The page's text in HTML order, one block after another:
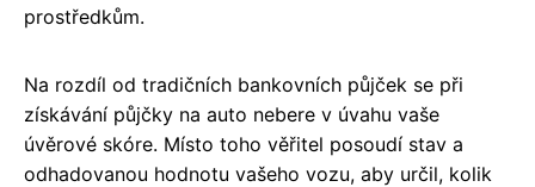
prostředkům.
Na rozdíl od tradičních bankovních půjček se při
získávání půjčky na auto nebere v úvahu vaše
úvěrové skóre. Místo toho věřitel posoudí stav a
odhadovanou hodnotu vašeho vozu, aby určil, kolik